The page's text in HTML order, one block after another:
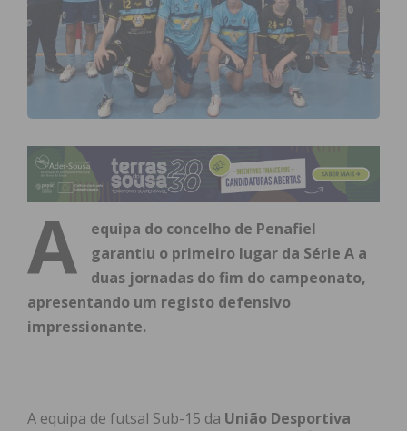
A
equipa do concelho de Penafiel
garantiu o primeiro lugar da Série A a
duas jornadas do fim do campeonato,
apresentando um registo defensivo
impressionante.
A equipa de futsal Sub-15 da União Desportiva